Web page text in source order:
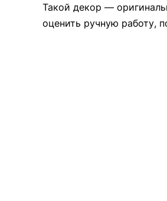
Такой декор —
оценить ручную работу,